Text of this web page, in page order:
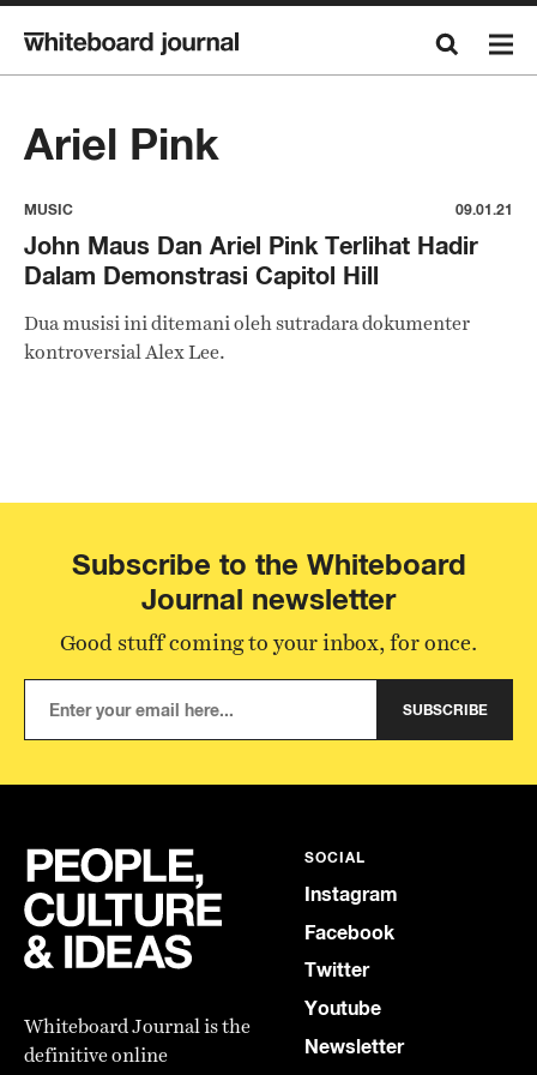
Ariel Pink
MUSIC 09.01.21
John Maus Dan Ariel Pink Terlihat Hadir
Dalam Demonstrasi Capitol Hill
Dua musisi ini ditemani oleh sutradara dokumenter
kontroversial Alex Lee.
Subscribe to the Whiteboard
Journal newsletter
Good stuff coming to your inbox, for once.
SUBSCRIBE
Whiteboard Journal is the
definitive online
SOCIAL
Instagram
Facebook
Twitter
Youtube
Newsletter